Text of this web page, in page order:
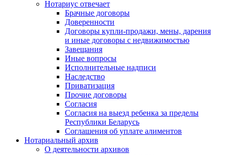
Нотариус отвечает
Брачные договоры
Доверенности
Договоры купли-продажи, мены, дарения
и иные договоры с недвижимостью
Завещания
Иные вопросы
Исполнительные надписи
Наследство
Приватизация
Прочие договоры
Согласия
Согласия на выезд ребенка за пределы
Республики Беларусь
Соглашения об уплате алиментов
Нотариальный архив
О деятельности архивов